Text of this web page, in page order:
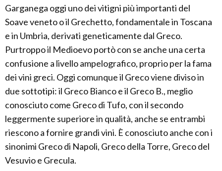
Garganega oggi uno dei vitigni più importanti del
Soave veneto o il Grechetto, fondamentale in Toscana
e in Umbria, derivati geneticamente dal Greco.
Purtroppo il Medioevo portò con se anche una certa
confusione a livello ampelografico, proprio per la fama
dei vini greci. Oggi comunque il Greco viene diviso in
due sottotipi: il Greco Bianco e il Greco B., meglio
conosciuto come Greco di Tufo, con il secondo
leggermente superiore in qualità, anche se entrambi
riescono a fornire grandi vini. È conosciuto anche con i
sinonimi Greco di Napoli, Greco della Torre, Greco del
Vesuvio e Grecula.